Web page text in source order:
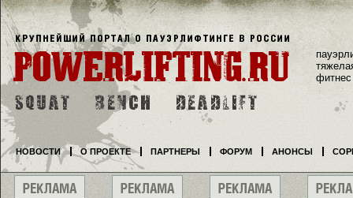
фитнес
НОВОСТИ О ПРОЕКТЕ ПАРТНЕРЫ ФОРУМ АНОНСЫ